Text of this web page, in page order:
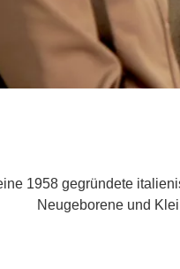
1958 gegründete
Neugeborene und